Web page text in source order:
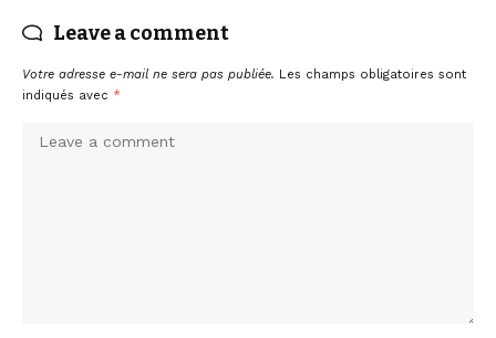
Leave a comment
Votre adresse e-mail ne sera pas publiée. Les champs obligatoires sont
indiqués avec *